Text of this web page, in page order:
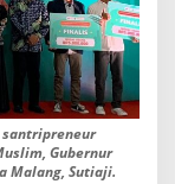
santripreneur
Gubernur
Malang, Sutiaji.